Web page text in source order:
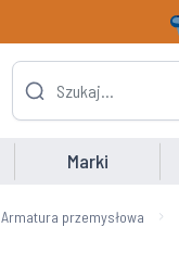
Marki
Armatura przemysłowa